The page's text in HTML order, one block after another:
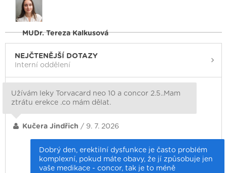
MUDr. Tereza Kalkusová
NEJČTENĚJŠÍ DOTAZY
Interní oddělení
Užívám leky Torvacard neo 10 a concor 2.5..Mam
ztrátu erekce .co mám dělat.
Kučera Jindřich / 9. 7. 2026
Dobrý den, erektilní dysfunkce je často problém
komplexní, pokud máte obavy, že jí způsobuje jen
vaše medikace - concor, tak je to méně